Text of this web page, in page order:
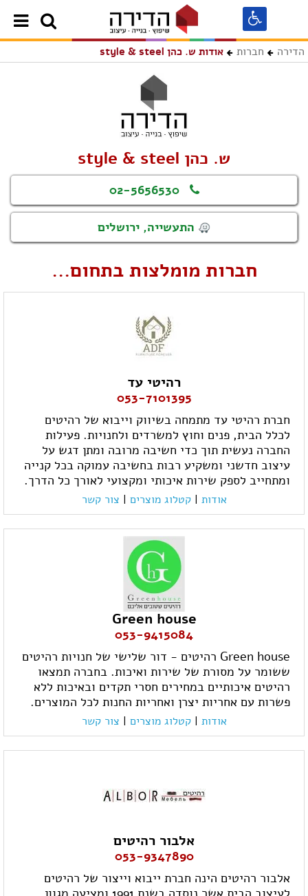
הדירה חברות אודות ש. כהן style & steel
ש. כהן style & steel
02-5656530
התעשייה, ירושלים
חברות מומלצות בתחום...
רהיטי עד
053-7101395
חברת רהיטי עד מתמחה בשיווק וייבוא של רהיטים
לכלל הבית, פנים וחוץ למשרדים ולחנויות. פעילות
החברה נעשית תוך כדי חשיבה מרובה ומתן דגש על
עיצוב חדשני ומשקיע רבות בחשיבה עמוקה בכל קנייה
ומתחייב לספק שירות איכותי ומקצועי לאורך כל הדרך.
אודות | קטלוג מוצרים | צור קשר
Green house
053-9415084
Green house רהיטים - דור שלישי של חנויות רהיטים
ששומר על מסורת של שירות ואיכות. בחברה תמצאו
רהיטים איכותיים במחירים חסרי תקדים ובאיכות ללא
פשרות עם אחריות יצרן ואחריות החנות לכל המוצרים.
אודות | קטלוג מוצרים | צור קשר
אלבור רהיטים
053-9347890
אלבור רהיטים הינה חברת ייבוא וייצור של רהיטים